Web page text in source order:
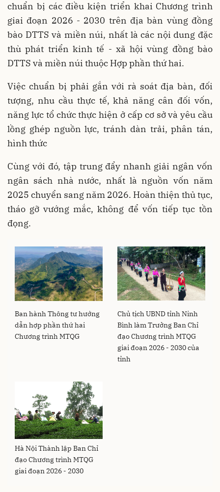
chuẩn bị các điều kiện triển khai Chương trình
giai đoạn 2026 - 2030 trên địa bàn vùng đồng
bào DTTS và miền núi, nhất là các nội dung đặc
thù phát triển kinh tế - xã hội vùng đồng bào
DTTS và miền núi thuộc Hợp phần thứ hai.
Việc chuẩn bị phải gắn với rà soát địa bàn, đối
tượng, nhu cầu thực tế, khả năng cân đối vốn,
năng lực tổ chức thực hiện ở cấp cơ sở và yêu cầu
lồng ghép nguồn lực, tránh dàn trải, phân tán,
hình thức
Cùng với đó, tập trung đẩy nhanh giải ngân vốn
ngân sách nhà nước, nhất là nguồn vốn năm
2025 chuyển sang năm 2026. Hoàn thiện thủ tục,
tháo gỡ vướng mắc, không để vốn tiếp tục tồn
đọng.
Ban hành Thông tư hướng
dẫn hợp phần thứ hai
Chương trình MTQG
Chủ tịch UBND tỉnh Ninh
Bình làm Trưởng Ban Chỉ
đạo Chương trình MTQG
giai đoạn 2026 - 2030 của
tỉnh
Hà Nội Thành lập Ban Chỉ
đạo Chương trình MTQG
giai đoạn 2026 - 2030